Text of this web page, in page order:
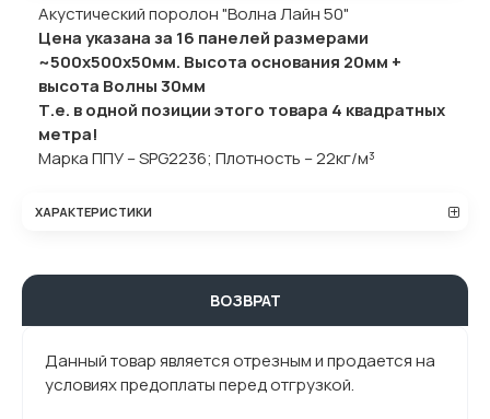
Акустический поролон "Волна Лайн 50"
Цена указана за 16 панелей размерами
~500х500х50мм. Высота основания 20мм +
высота Волны 30мм
Т.е. в одной позиции этого товара 4 квадратных
метра!
Марка ППУ – SPG2236; Плотность – 22кг/м³
ХАРАКТЕРИСТИКИ
ВОЗВРАТ
Данный товар является отрезным и продается на
условиях предоплаты перед отгрузкой.